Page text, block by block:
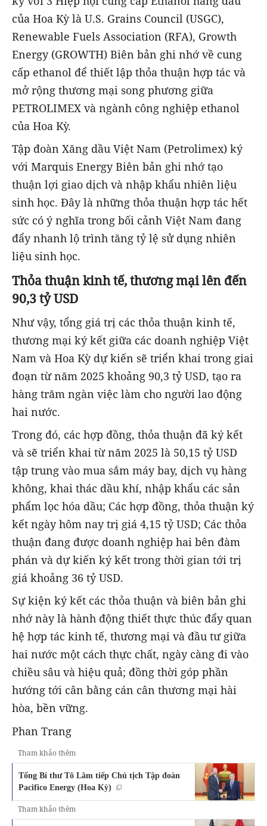
của Hoa Kỳ là U.S. Grains Council (USGC),
Renewable Fuels Association (RFA), Growth
Energy (GROWTH) Biên bản ghi nhớ về cung
cấp ethanol để thiết lập thỏa thuận hợp tác và
mở rộng thương mại song phương giữa
PETROLIMEX và ngành công nghiệp ethanol
của Hoa Kỳ.
Tập đoàn Xăng dầu Việt Nam (Petrolimex) ký
với Marquis Energy Biên bản ghi nhớ tạo
thuận lợi giao dịch và nhập khẩu nhiên liệu
sinh học. Đây là những thỏa thuận hợp tác hết
sức có ý nghĩa trong bối cảnh Việt Nam đang
đẩy nhanh lộ trình tăng tỷ lệ sử dụng nhiên
liệu sinh học.
Thỏa thuận kinh tế, thương mại lên đến
90,3 tỷ USD
Như vậy, tổng giá trị các thỏa thuận kinh tế,
thương mại ký kết giữa các doanh nghiệp Việt
Nam và Hoa Kỳ dự kiến sẽ triển khai trong giai
đoạn từ năm 2025 khoảng 90,3 tỷ USD, tạo ra
hàng trăm ngàn việc làm cho người lao động
hai nước.
Trong đó, các hợp đồng, thỏa thuận đã ký kết
và sẽ triển khai từ năm 2025 là 50,15 tỷ USD
tập trung vào mua sắm máy bay, dịch vụ hàng
không, khai thác dầu khí, nhập khẩu các sản
phẩm lọc hóa dầu; Các hợp đồng, thỏa thuận ký
kết ngày hôm nay trị giá 4,15 tỷ USD; Các thỏa
thuận đang được doanh nghiệp hai bên đàm
phán và dự kiến ký kết trong thời gian tới trị
giá khoảng 36 tỷ USD.
Sự kiện ký kết các thỏa thuận và biên bản ghi
nhớ này là hành động thiết thực thúc đẩy quan
hệ hợp tác kinh tế, thương mại và đầu tư giữa
hai nước một cách thực chất, ngày càng đi vào
chiều sâu và hiệu quả; đồng thời góp phần
hướng tới cân bằng cán cân thương mại hài
hòa, bền vững.
Phan Trang
Tham khảo thêm
Tổng Bí thư Tô Lâm tiếp Chủ tịch Tập đoàn
Pacifico Energy (Hoa Kỳ)
Tham khảo thêm